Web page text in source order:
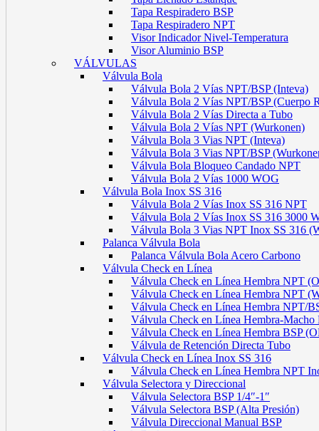
Tapa Respiradero BSP
Tapa Respiradero NPT
Visor Indicador Nivel-Temperatura
Visor Aluminio BSP
VÁLVULAS
Válvula Bola
Válvula Bola 2 Vías NPT/BSP (Inteva)
Válvula Bola 2 Vías NPT/BSP (Cuerpo
Válvula Bola 2 Vías Directa a Tubo
Válvula Bola 2 Vías NPT (Wurkonen)
Válvula Bola 3 Vias NPT (Inteva)
Válvula Bola 3 Vias NPT/BSP
Válvula Bola Bloqueo Candado NPT
Válvula Bola 2 Vías 1000 WOG
Válvula Bola Inox SS 316
Válvula Bola 2 Vías Inox SS 316 NPT
Válvula Bola 2 Vías Inox SS 316 3000
Válvula Bola 3 Vias NPT Inox SS 316
Palanca Válvula Bola
Palanca Válvula Bola Acero Carbono
Válvula Check en Línea
Válvula Check en Línea Hembra NPT
Válvula Check en Línea Hembra NPT
Válvula Check en Línea Hembra NPT/
Válvula Check en Línea Hembra-Macho
Válvula Check en Línea Hembra BSP
Válvula de Retención Directa Tubo
Válvula Check en Línea Inox SS 316
Válvula Check en Línea Hembra NPT
Válvula Selectora y Direccional
Válvula Selectora BSP 1/4″-1″
Válvula Selectora BSP (Alta Presión)
Válvula Direccional Manual BSP